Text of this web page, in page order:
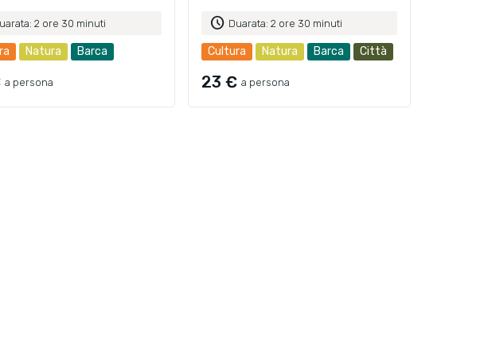
2 ore 30 minuti
Natura Barca
a persona
schedule Duarata: 2 ore 30 minuti
Cultura Natura Barca Città
23 € a persona